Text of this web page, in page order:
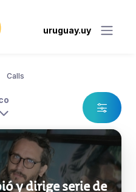
uruguay.uy
Calls
y dirige serie de